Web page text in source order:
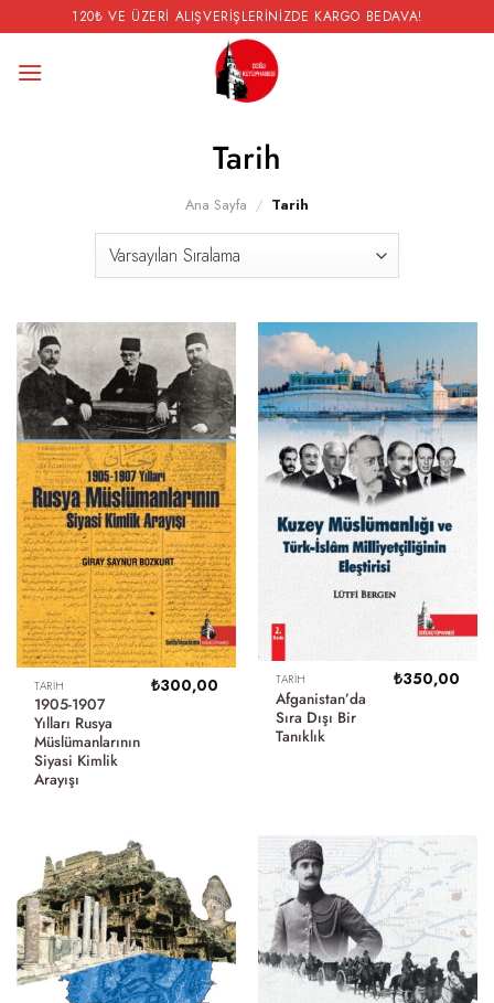
atla
120₺ VE ÜZERI ALIŞVERIŞLERINIZDE KARGO BEDAVA!
Tarih
Ana Sayfa / Tarih
TARIH
1905-1907
Yılları Rusya
Müslümanlarının
Siyasi Kimlik
Arayışı
₺300,00 TARIH
Afganistan’da
Sıra Dışı Bir
Tanıklık
₺350,00